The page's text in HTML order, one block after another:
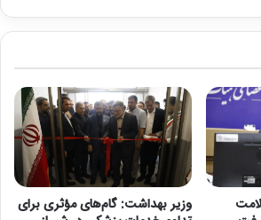
وزیر بهداشت: گام‌های مؤثری برای